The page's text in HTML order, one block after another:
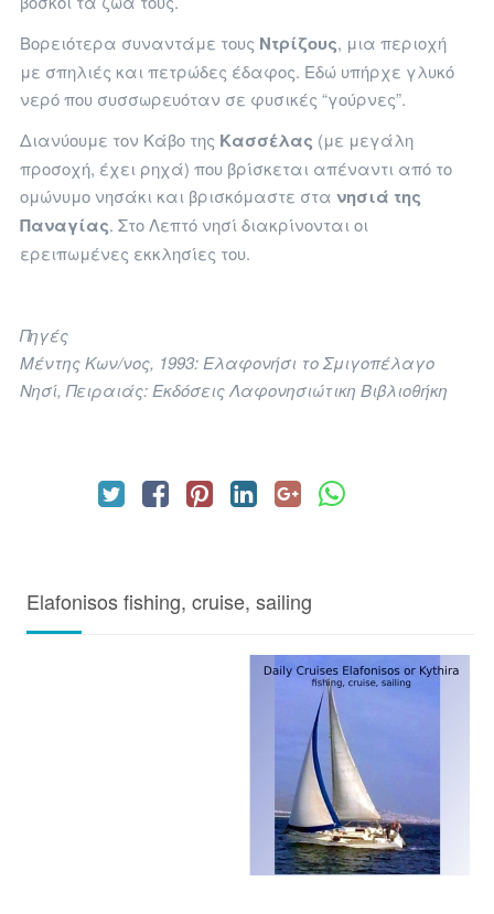
Βορειότερα συναντάμε τους Ντρίζους, μια περιοχή
με σπηλιές και πετρώδες έδαφος. Εδώ υπήρχε γλυκό
νερό που συσσωρευόταν σε φυσικές “γούρνες”.
Διανύουμε τον Κάβο της Κασσέλας (με μεγάλη
προσοχή, έχει ρηχά) που βρίσκεται απέναντι από το
ομώνυμο νησάκι και βρισκόμαστε στα νησιά της
Παναγίας. Στο Λεπτό νησί διακρίνονται οι
ερειπωμένες εκκλησίες του.
Πηγές
Μέντης Κων/νος, 1993: Ελαφονήσι το Σμιγοπέλαγο
Νησί, Πειραιάς: Εκδόσεις Λαφονησιώτικη Βιβλιοθήκη
Elafonisos fishing, cruise, sailing